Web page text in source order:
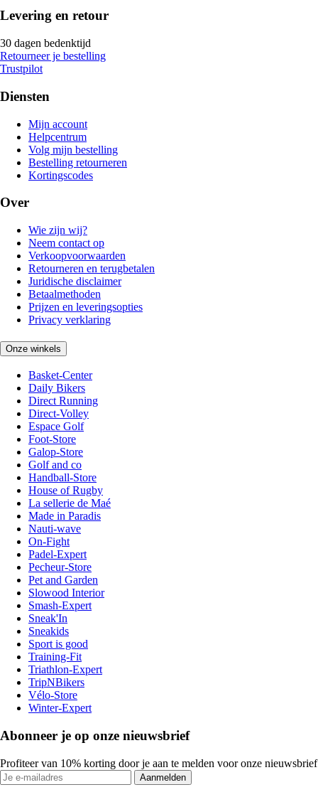
Levering en retour
30 dagen bedenktijd
Retourneer je bestelling
Trustpilot
Diensten
Mijn account
Helpcentrum
Volg mijn bestelling
Bestelling retourneren
Kortingscodes
Over
Wie zijn wij?
Neem contact op
Verkoopvoorwaarden
Retourneren en terugbetalen
Juridische disclaimer
Betaalmethoden
Prijzen en leveringsopties
Privacy verklaring
Onze winkels
Basket-Center
Daily Bikers
Direct Running
Direct-Volley
Espace Golf
Foot-Store
Galop-Store
Golf and co
Handball-Store
House of Rugby
La sellerie de Maé
Made in Paradis
Nauti-wave
On-Fight
Padel-Expert
Pecheur-Store
Pet and Garden
Slowood Interior
Smash-Expert
Sneak'In
Sneakids
Sport is good
Training-Fit
Triathlon-Expert
TripNBikers
Vélo-Store
Winter-Expert
Abonneer je op onze nieuwsbrief
Profiteer van 10% korting door je aan te melden voor onze nieuwsbrief
Aanmelden